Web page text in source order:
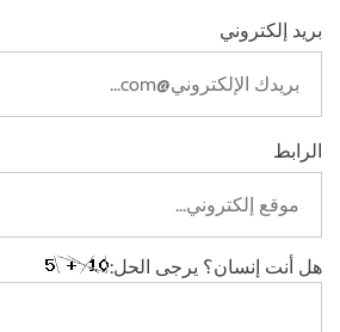
بريد إلكتروني
الرابط
هل أنت إنسان؟ يرجى الحل: